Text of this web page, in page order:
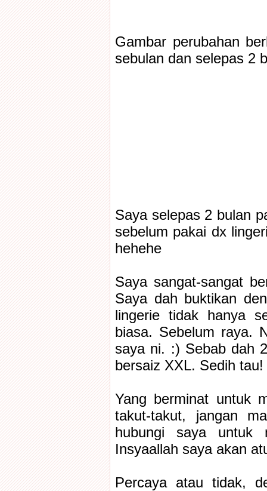
Gambar perubahan
sebulan dan selepas 2
Saya selepas 2 bulan
sebelum pakai dx
hehehe
Saya sangat-sangat
Saya dah buktikan
lingerie tidak hanya
biasa. Sebelum raya.
saya ni. :) Sebab dah
bersaiz XXL. Sedih
Yang berminat untuk
takut-takut, jangan
hubungi saya untuk
Insyaallah saya akan
Percaya atau tidak,